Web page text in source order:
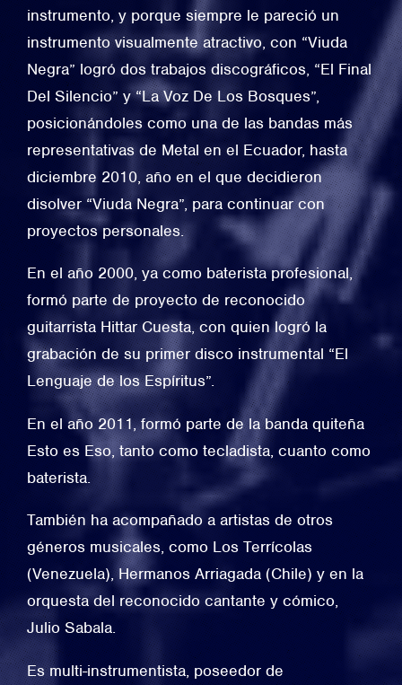
instrumento, y porque siempre le pareció un
instrumento visualmente atractivo, con “Viuda
Negra” logró dos trabajos discográficos, “El Final
Del Silencio” y “La Voz De Los Bosques”,
posicionándoles como una de las bandas más
representativas de Metal en el Ecuador, hasta
diciembre 2010, año en el que decidieron
disolver “Viuda Negra”, para continuar con
proyectos personales.
En el año 2000, ya como baterista profesional,
formó parte de proyecto de reconocido
guitarrista Hittar Cuesta, con quien logró la
grabación de su primer disco instrumental “El
Lenguaje de los Espíritus”.
En el año 2011, formó parte de la banda quiteña
Esto es Eso, tanto como tecladista, cuanto como
baterista.
También ha acompañado a artistas de otros
géneros musicales, como Los Terrícolas
(Venezuela), Hermanos Arriagada (Chile) y en la
orquesta del reconocido cantante y cómico,
Julio Sabala.
Es multi-instrumentista, poseedor de